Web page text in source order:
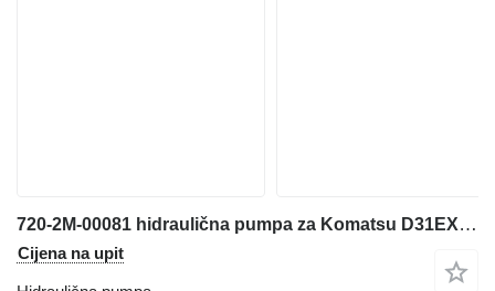
720-2M-00081 hidraulična pumpa za Komatsu D31EX-22 E31PX-22 D37EX-22 D37PX-22 buldožera
Cijena na upit